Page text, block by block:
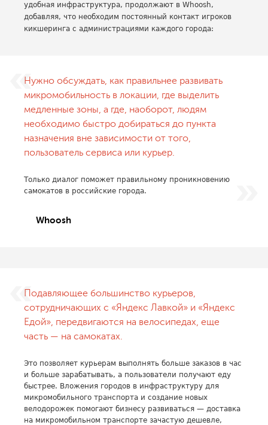
удобная инфраструктура, продолжают в Whoosh,
добавляя, что необходим постоянный контакт игроков
кикшеринга с администрациями каждого города:
Нужно обсуждать, как правильнее развивать
микромобильность в локации, где выделить
медленные зоны, а где, наоборот, людям
необходимо быстро добираться до пункта
назначения вне зависимости от того,
пользователь сервиса или курьер.
Только диалог поможет правильному проникновению
самокатов в российские города.
Whoosh
Подавляющее большинство курьеров,
сотрудничающих с «Яндекс Лавкой» и «Яндекс
Едой», передвигаются на велосипедах, еще
часть — на самокатах.
Это позволяет курьерам выполнять больше заказов в час
и больше зарабатывать, а пользователи получают еду
быстрее. Вложения городов в инфраструктуру для
микромобильного транспорта и создание новых
велодорожек помогают бизнесу развиваться — доставка
на микромобильном транспорте зачастую дешевле,